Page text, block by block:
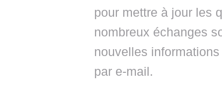
pour mettre à jour les
nombreux échanges
nouvelles
par e-mail.